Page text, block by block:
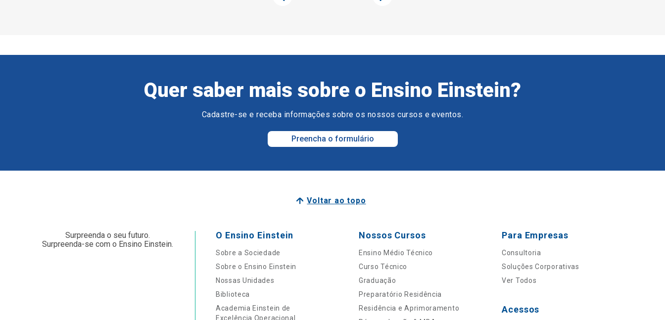
Quer saber mais sobre o Ensino Einstein?
Cadastre-se e receba informações sobre os nossos cursos e eventos.
Preencha o formulário
Voltar ao topo
Surpreenda o seu futuro.
Surpreenda-se com o Ensino Einstein.
O Ensino Einstein
Sobre a Sociedade
Sobre o Ensino Einstein
Nossas Unidades
Biblioteca
Academia Einstein de
Excelência Operacional
Nossos Cursos
Ensino Médio Técnico
Curso Técnico
Graduação
Preparatório Residência
Residência e Aprimoramento
Para Empresas
Consultoria
Soluções Corporativas
Ver Todos
Acessos